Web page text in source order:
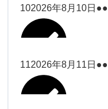
Close Close
武井
2026年7月28日
2026年7月30日
院長
Close
関谷（17-19時）
2026年7月31日
武井
武井
武井(9時ー
18時)
Close
松本（9時ー18時）
2026年8月3日
2026年8月4日
小林
2026年8月5日
Close Close
塩川
2026年8月6日
松本（9時
ー18時）
Close Close
Close Close
大西（9時ー18時）
2026年8月8日
塩川
塩川
102026年8月10日 ●●
小林
112026年8月11日 ●●